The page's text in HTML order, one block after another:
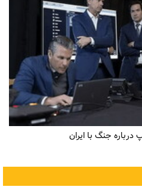
درباره جنگ با ایران